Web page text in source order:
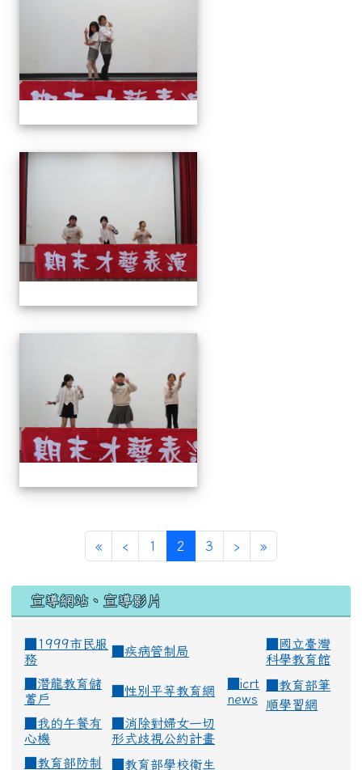
« ‹ 1 2 (current)
3 › »
宣導網站、宣導影片
■1999市民服
務
疾病管制局
國立臺灣
科學教育館
潛龍教育儲
蓄戶
性別平等教育網
icrt
news
教育部筆
順學習網
我的午餐有
心機
消除對婦女一切
形式歧視公約計畫
教育部防制
教育部學校衛生